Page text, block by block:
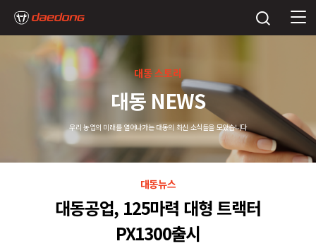
대동 스토리
대동 NEWS
우리 농업의 미래를 열어나가는 대동의 최신 소식들을 모았습니다
대동뉴스
대동공업, 125마력 대형 트랙터
PX1300출시